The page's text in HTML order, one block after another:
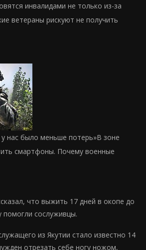
инвалидами не только из-за
ветераны рискуют не получить
нас было меньше потерь»В зоне
смартфоны. Почему военные
что выжить 17 дней в окопе до
помогли сослуживцы.
из Якутии стало известно 14
отрезать себе ногу ножом,